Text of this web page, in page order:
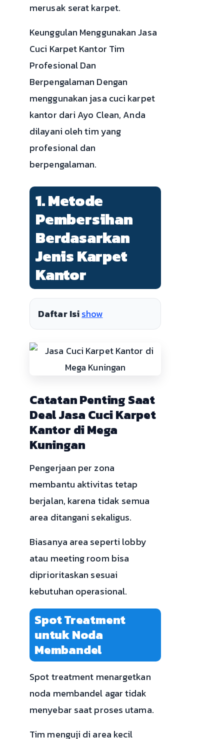
merusak serat karpet.
Keunggulan Menggunakan Jasa
Cuci Karpet Kantor Tim
Profesional Dan
Berpengalaman Dengan
menggunakan jasa cuci karpet
kantor dari Ayo Clean, Anda
dilayani oleh tim yang
profesional dan
berpengalaman.
1. Metode
Pembersihan
Berdasarkan
Jenis Karpet
Kantor
Daftar Isishow
Catatan Penting Saat
Deal Jasa Cuci Karpet
Kantor di Mega
Kuningan
Pengerjaan per zona
membantu aktivitas tetap
berjalan, karena tidak semua
area ditangani sekaligus.
Biasanya area seperti lobby
atau meeting room bisa
diprioritaskan sesuai
kebutuhan operasional.
Spot Treatment
untuk Noda
Membandel
Spot treatment menargetkan
noda membandel agar tidak
menyebar saat proses utama.
Tim menguji di area kecil